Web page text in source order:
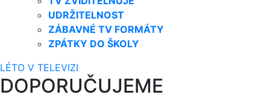
UDRŽITELNOST
ZÁBAVNÉ TV FORMÁTY
ZPÁTKY DO ŠKOLY
LÉTO V TELEVIZI
DOPORUČUJEME